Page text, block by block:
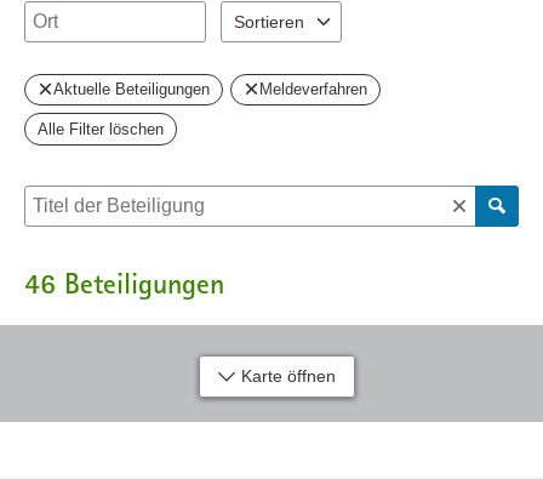
Ort
Sortieren
Aktuelle Beteiligungen Meldeverfahren
Alle Filter löschen
Suche nach Beteiligung
46 Beteiligungen
Karte öffnen